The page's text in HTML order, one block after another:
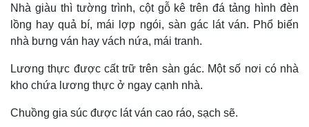
Nhà giàu thì tường trình, cột gỗ kê trên đá tảng hình đèn
lồng hay quả bí, mái lợp ngói, sàn gác lát ván. Phổ biến
nhà bưng ván hay vách nứa, mái tranh.
Lương thực được cất trữ trên sàn gác. Một số nơi có nhà
kho chứa lương thực ở ngay cạnh nhà.
Chuồng gia súc được lát ván cao ráo, sạch sẽ.